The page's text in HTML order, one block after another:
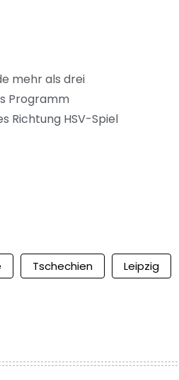
mehr als drei
Programm
Richtung HSV-Spiel
Tschechien Leipzig